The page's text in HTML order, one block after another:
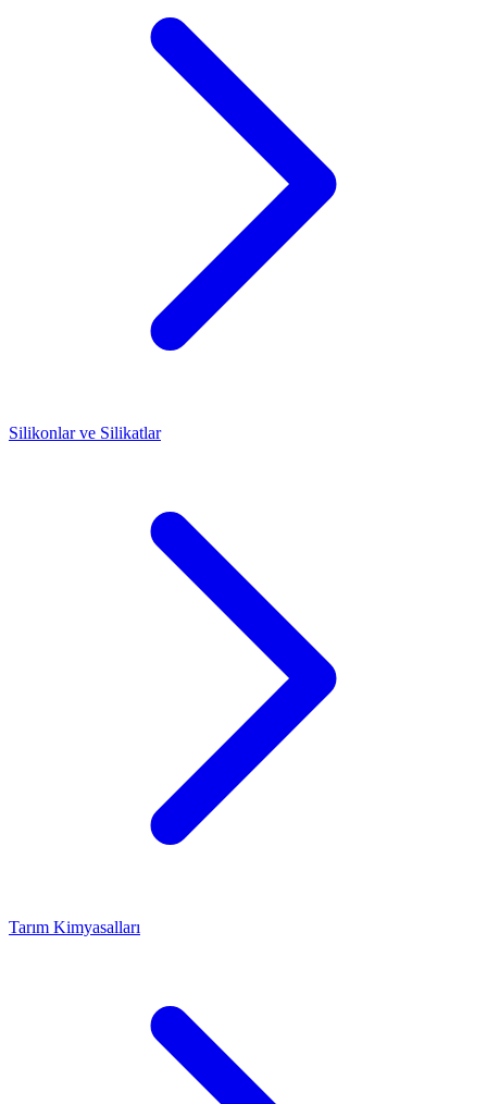
Silikonlar ve Silikatlar
Tarım Kimyasalları